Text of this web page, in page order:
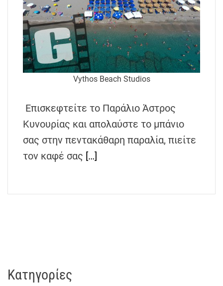
Vythos Beach Studios
Επισκεφτείτε το Παράλιο Άστρος
Κυνουρίας και απολαύστε το μπάνιο
σας στην πεντακάθαρη παραλία, πιείτε
τον καφέ σας […]
Kατηγορίες